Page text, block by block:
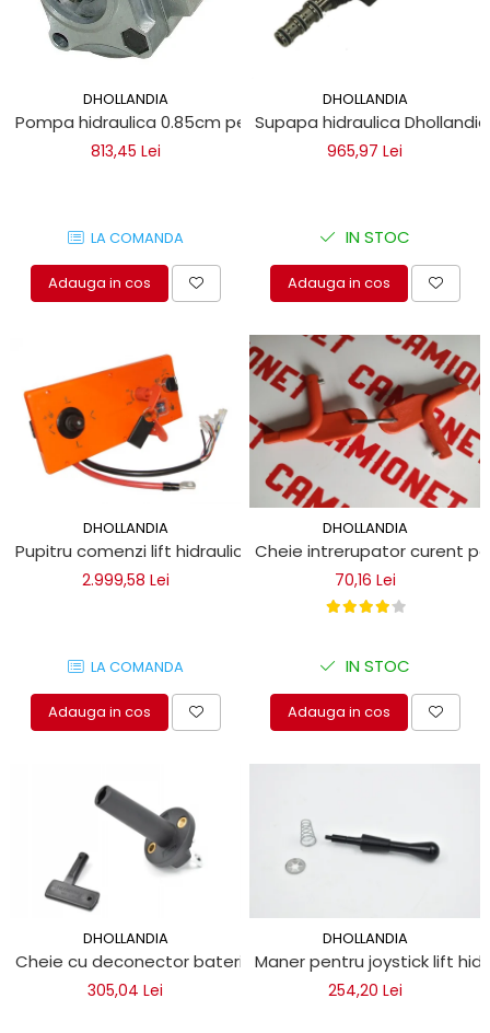
DHOLLANDIA
Pompa hidraulica 0.85cm pentru lift Dautel, Dhollandia
813,45 Lei
LA COMANDA
Adauga in cos
DHOLLANDIA
Supapa hidraulica
965,97 Lei
IN STOC
Adauga in cos
DHOLLANDIA
Pupitru comenzi lift hidraulic autoutilitare Dhollandia
2.999,58 Lei
LA COMANDA
Adauga in cos
DHOLLANDIA
Cheie intrerupator curent
70,16 Lei
IN STOC
Adauga in cos
DHOLLANDIA
Cheie cu deconector baterie pentru lifturi hidraulice
305,04 Lei
DHOLLANDIA
Maner pentru joystick lift
254,20 Lei